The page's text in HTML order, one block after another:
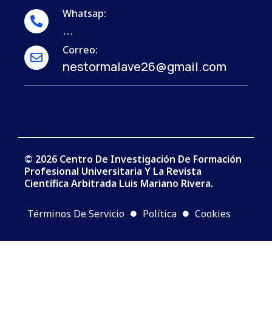
Whatsap:
...
Correo:
nestormalave26@gmail.com
© 2026 Centro De Investigación De Formación
Profesional Universitaria Y La Revista
Científica Arbitrada Luis Mariano Rivera.
Términos De Servicio Política Cookies